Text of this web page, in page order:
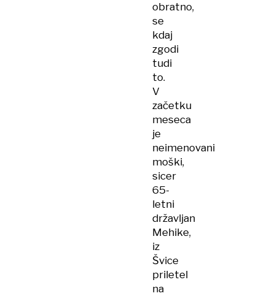
obratno,
se
kdaj
zgodi
tudi
to.
V
začetku
meseca
je
neimenovani
moški,
sicer
65-
letni
državljan
Mehike,
iz
Švice
priletel
na